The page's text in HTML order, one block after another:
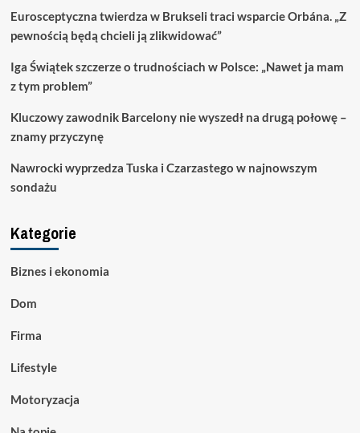
Eurosceptyczna twierdza w Brukseli traci wsparcie Orbána. „Z
pewnością będą chcieli ją zlikwidować”
Iga Świątek szczerze o trudnościach w Polsce: „Nawet ja mam
z tym problem”
Kluczowy zawodnik Barcelony nie wyszedł na drugą połowę –
znamy przyczynę
Nawrocki wyprzedza Tuska i Czarzastego w najnowszym
sondażu
Kategorie
Biznes i ekonomia
Dom
Firma
Lifestyle
Motoryzacja